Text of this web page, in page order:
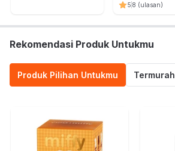
5 8 (ulasan)
Rekomendasi Produk Untukmu
Produk Pilihan Untukmu